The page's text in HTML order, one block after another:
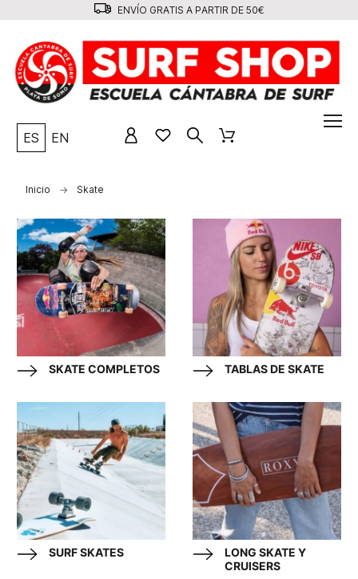
ENVÍO GRATIS A PARTIR DE 50€
ES EN
Inicio Skate
SKATE COMPLETOS TABLAS DE SKATE
SURF SKATES
LONG SKATE Y
CRUISERS